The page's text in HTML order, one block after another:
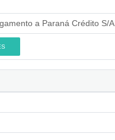
a Paraná Crédito S/A.